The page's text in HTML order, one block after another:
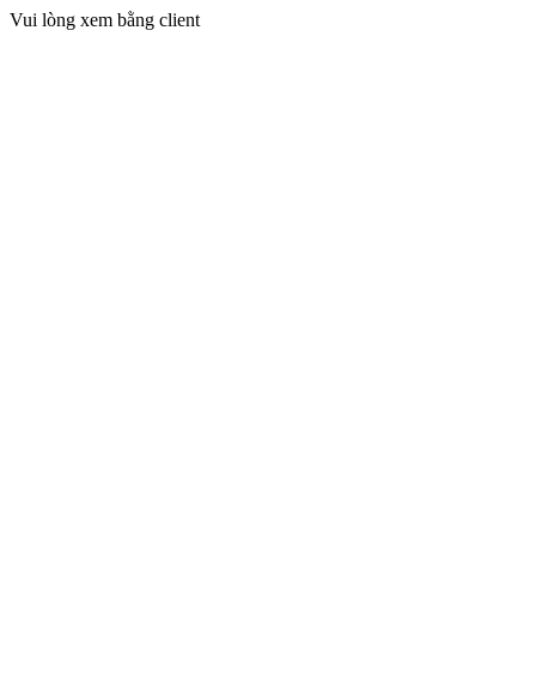
Vui lòng xem bằng client